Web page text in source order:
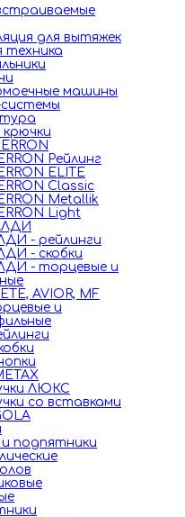
для вытяжек
техника
машины
крючки
Рейлинг
ELITE
Classic
Metallik
Light
- рейлинги
- скобки
- торцевые и
AVIOR, MF
и
ЛЮКС
со вставками
подпятники